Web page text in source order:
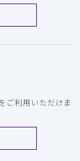
ご利用いただけま